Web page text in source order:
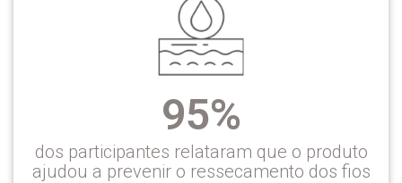
95%
dos participantes relataram que o produto
ajudou a prevenir o ressecamento dos fios